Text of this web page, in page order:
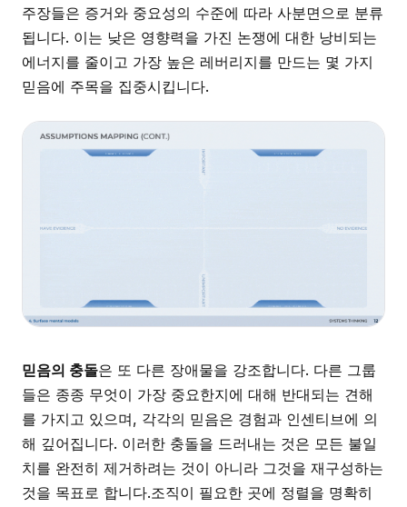
주장들은 증거와 중요성의 수준에 따라 사분면으로 분류
됩니다. 이는 낮은 영향력을 가진 논쟁에 대한 낭비되는
에너지를 줄이고 가장 높은 레버리지를 만드는 몇 가지
믿음에 주목을 집중시킵니다.
믿음의 충돌은 또 다른 장애물을 강조합니다. 다른 그룹
들은 종종 무엇이 가장 중요한지에 대해 반대되는 견해
를 가지고 있으며, 각각의 믿음은 경험과 인센티브에 의
해 깊어집니다. 이러한 충돌을 드러내는 것은 모든 불일
치를 완전히 제거하려는 것이 아니라 그것을 재구성하는
것을 목표로 합니다.조직이 필요한 곳에 정렬을 명확히